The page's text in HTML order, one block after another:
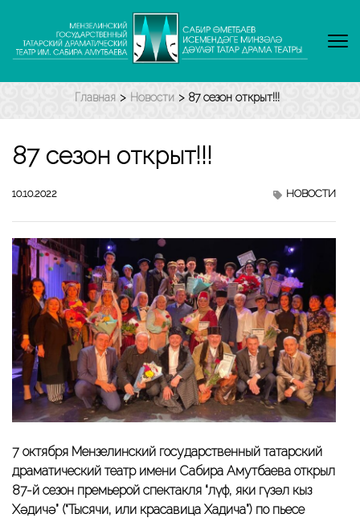
содержимому
Enter)
Главная > Новости > 87 сезон открыт!!!
87 сезон открыт!!!
10.10.2022 НОВОСТИ
7 октября Мензелинский государственный татарский
драматический театр имени Сабира Амутбаева открыл
87-й сезон премьерой спектакля “Өлүф, яки гүзәл кыз
Хәдичә” (“Тысячи, или красавица Хадича”) по пьесе